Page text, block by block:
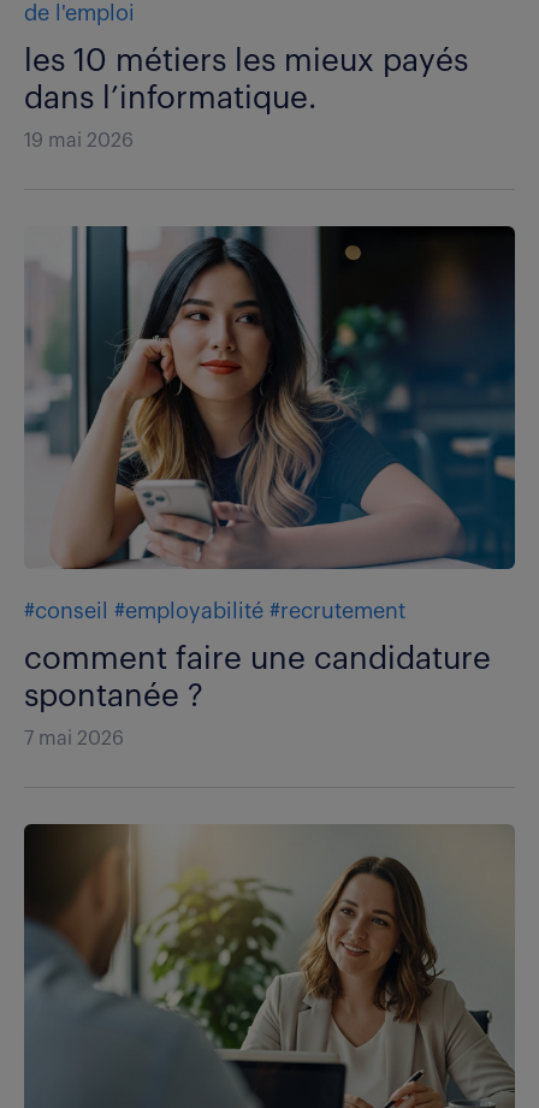
de l'emploi
les 10 métiers les mieux payés
dans l’informatique.
19 mai 2026
#conseil #employabilité #recrutement
comment faire une candidature
spontanée ?
7 mai 2026